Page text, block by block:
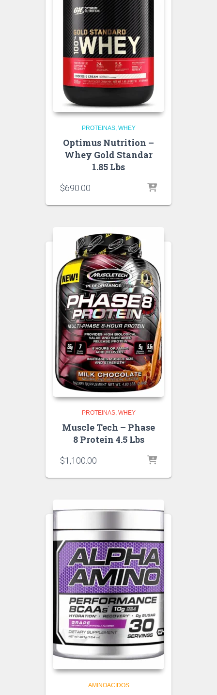
PROTEINAS WHEY
Optimus Nutrition –
Whey Gold Standar
1.85 Lbs
$690.00
PROTEINAS WHEY
Muscle Tech – Phase
8 Protein 4.5 Lbs
$1,100.00
AMINOACIDOS